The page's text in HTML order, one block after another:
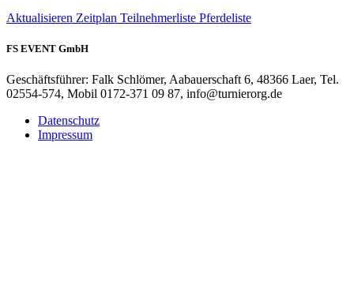
Aktualisieren Zeitplan Teilnehmerliste Pferdeliste
FS EVENT GmbH
Geschäftsführer: Falk Schlömer, Aabauerschaft 6, 48366 Laer, Tel.
02554-574, Mobil 0172-371 09 87, info@turnierorg.de
Datenschutz
Impressum